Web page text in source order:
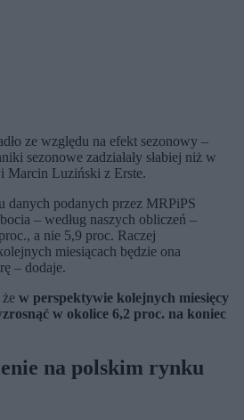
ze względu na efekt sezonowy –
sezonowe zadziałały słabiej niż w
Marcin Luziński z Erste.
danych podanych przez MRPiPS
– według naszych obliczeń –
a nie 5,9 proc. Raczej
miesiącach będzie ona
– dodaje.
w perspektywie kolejnych miesięcy
w okolice 6,2 proc. na koniec
na polskim rynku